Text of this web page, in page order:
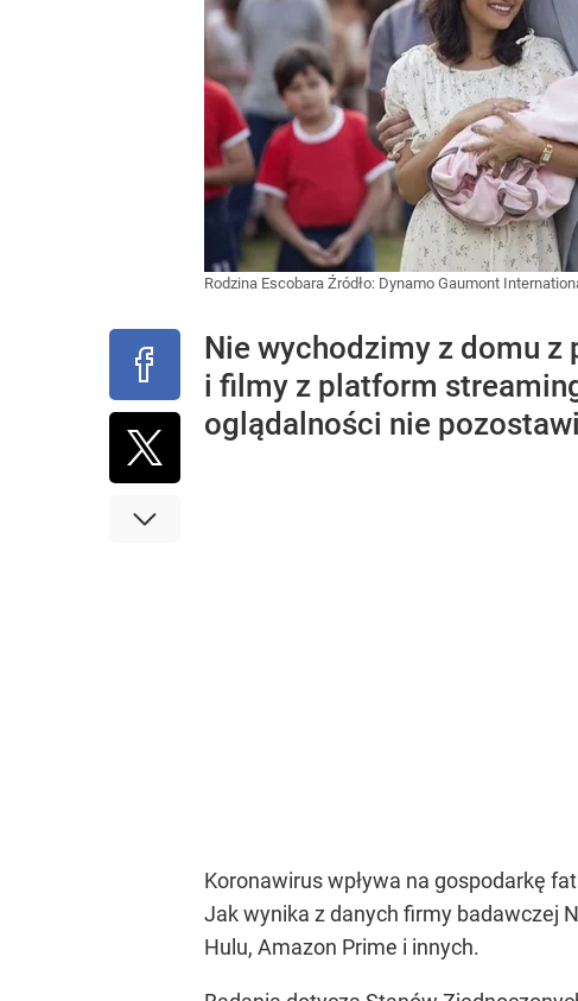
Rodzina Escobara Źródło: Dynamo Gaumont
Nie wychodzimy z domu
i filmy z platform
oglądalności nie
Koronawirus wpływa na gospodarkę
Jak wynika z danych firmy badawczej
Hulu, Amazon Prime i innych.